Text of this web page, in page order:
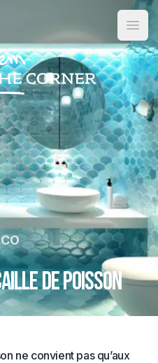
de poisson
ne convient pas qu’aux